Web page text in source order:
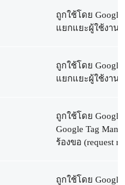
ถูกใช้โดย Google
แยกแยะผู้ใช้งาน
ถูกใช้โดย Google
แยกแยะผู้ใช้งาน
ถูกใช้โดย
Google Tag
ร้องขอ (request
ถูกใช้โดย